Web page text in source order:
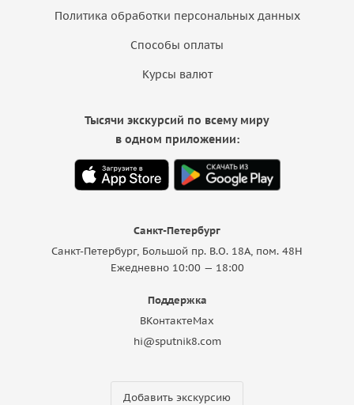
Политика обработки персональных данных
Способы оплаты
Курсы валют
Санкт-Петербург
Санкт-Петербург, Большой пр. В.О. 18A, пом. 48Н
Ежедневно 10:00 — 18:00
Поддержка
ВКонтактеMax
hi@sputnik8.com
Добавить экскурсию
Тысячи экскурсий по всему миру
в одном приложении: